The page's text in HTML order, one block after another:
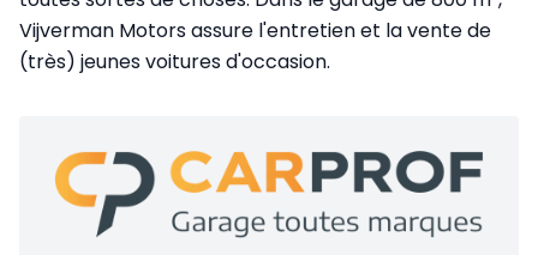
Vijverman Motors assure l'entretien et la vente de
(très) jeunes voitures d'occasion.